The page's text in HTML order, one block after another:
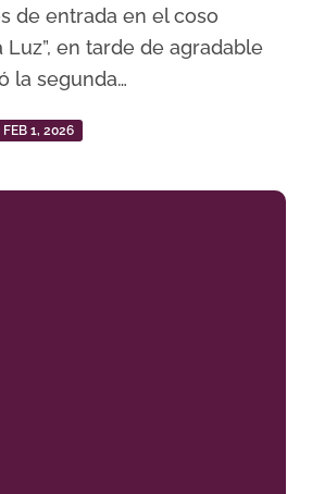
Luz”, en tarde de agradable
la segunda…
FEB 1, 2026